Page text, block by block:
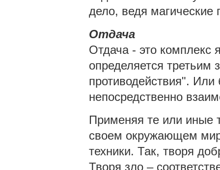
дело, ведя магические
Отдача
Отдача - это комплекс
определяется
противодействия".
непосредственно
Применяя те или иные
своем окружающем
техники. Так, творя
Творя зло –